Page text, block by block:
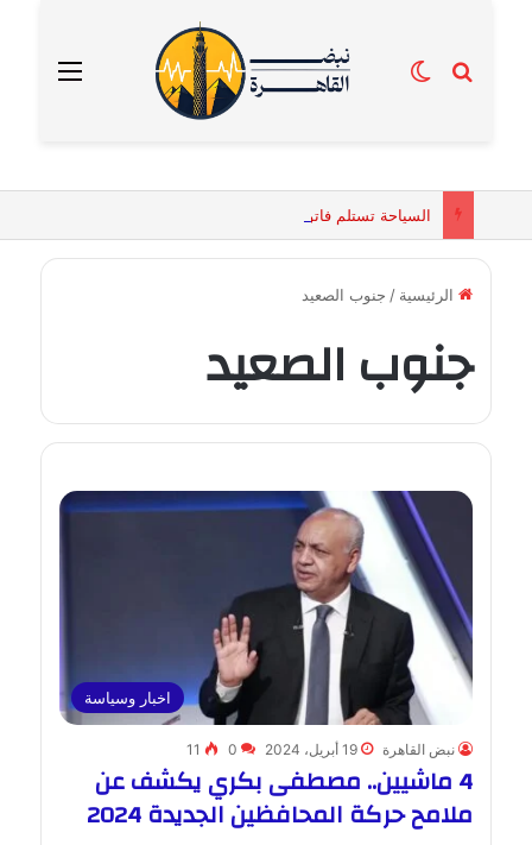
القائمة بحث عنالوضع المظلم
الرئيسية / جنوب الصعيد
جنوب الصعيد
اخبار وسياسة
نبض القاهرة 19 أبريل، 2024 0
11
4 ماشيين.. مصطفى بكري يكشف عن
ملامح حركة المحافظين الجديدة 2024